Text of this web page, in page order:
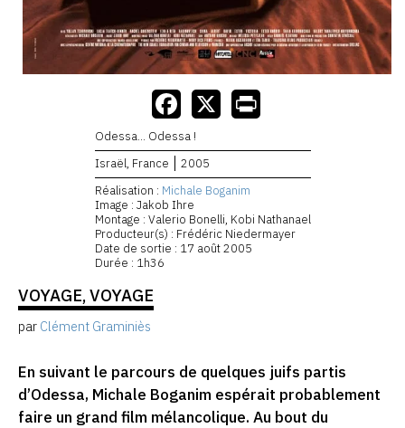
Odessa… Odessa !
Israël, France
2005
Réalisation : Michale Boganim
Image : Jakob Ihre
Montage : Valerio Bonelli, Kobi Nathanael
Producteur(s) : Frédéric Niedermayer
Date de sortie : 17 août 2005
Durée : 1h36
VOYAGE, VOYAGE
par Clément Graminiès
En suivant le parcours de quelques juifs partis
d’Odessa, Michale Boganim espérait probablement
faire un grand film mélancolique. Au bout du